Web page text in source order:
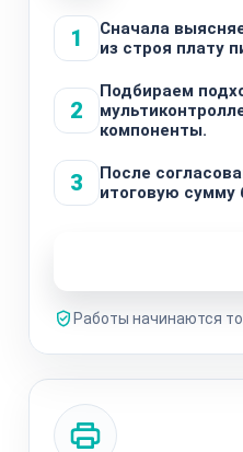
1
Сначала
из строя плату
2
Подбираем
компоненты.
3
После
итоговую сумму
Работы начинаются